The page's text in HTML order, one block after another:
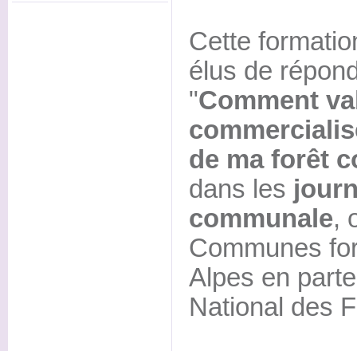
Cette
élus de
"Comment
de ma forêt
dans les
communale,
Communes
Alpes en
National des